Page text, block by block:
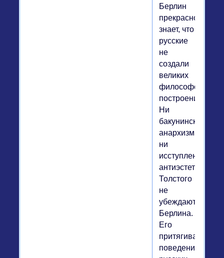
Берлин
прекрасно
знает, что
русские
не
создали
великих
философских
построений.
Ни
бакунинский
анархизм,
ни
исступленный
антиэстетизм
Толстого
не
убеждают
Берлина.
Его
притягивает
поведение